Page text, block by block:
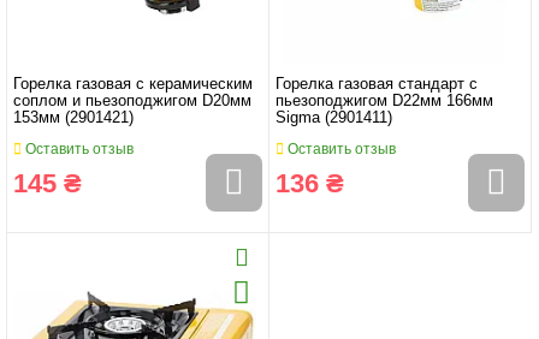
Горелка газовая с керамическим
соплом и пьезоподжигом D20мм
153мм (2901421)
Оставить отзыв
145 ₴
Горелка газовая стандарт с
пьезоподжигом D22мм 166мм
Sigma (2901411)
Оставить отзыв
136 ₴